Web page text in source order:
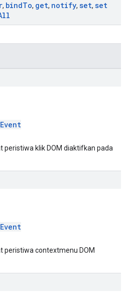
, bindTo, get, notify, set, set
peristiwa klik DOM diaktifkan pada
peristiwa contextmenu DOM